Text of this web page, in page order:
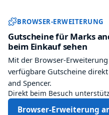
Sparwat
BROWSER-ERWEITERUNG
Gutscheine für Marks
beim Einkauf sehen
Mit der Browser-
verfügbare Gutscheine
and Spencer.
Direkt beim Besuch
Browser-Erweiterung